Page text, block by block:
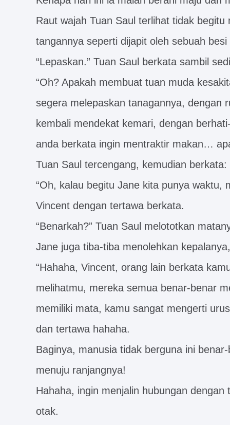
Raut wajah Tuan Saul terlihat tidak
tangannya seperti dijapit oleh sebuah
“Lepaskan.” Tuan Saul berkata sambil
“Oh? Apakah membuat tuan muda
segera melepaskan tanagannya, dengan
kembali mendekat kemari, dengan
anda berkata ingin mentraktir makan…
Tuan Saul tercengang, kemudian berkata:
“Oh, kalau begitu Jane kita punya waktu,
Vincent dengan tertawa berkata.
“Benarkah?” Tuan Saul melototkan
Jane juga tiba-tiba menolehkan
“Hahaha, Vincent, orang lain berkata
melihatmu, mereka semua benar-benar
memiliki mata, kamu sangat mengerti
dan tertawa hahaha.
Baginya, manusia tidak berguna ini
menuju ranjangnya!
Hahaha, ingin menjalin hubungan
otak.